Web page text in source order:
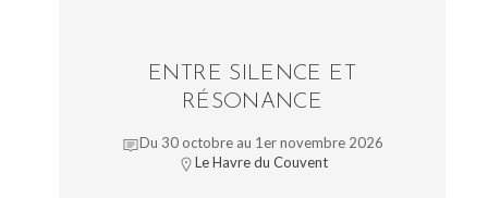
ENTRE SILENCE ET
RÉSONANCE
Du 30 octobre au 1er novembre 2026
Le Havre du Couvent